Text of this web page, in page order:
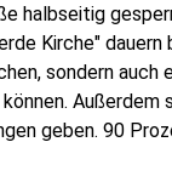
halbseitig
Kirche" dauern
sondern auch
geben. 90